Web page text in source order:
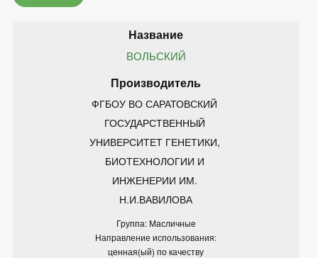
ВОЛЬСКИЙ
ФГБОУ ВО САРАТОВСКИЙ
ГОСУДАРСТВЕННЫЙ
УНИВЕРСИТЕТ ГЕНЕТИКИ,
БИОТЕХНОЛОГИИ И
ИНЖЕНЕРИИ ИМ.
Н.И.ВАВИЛОВА
Группа: Масличные
Направление использования:
ценная(ый) по качеству